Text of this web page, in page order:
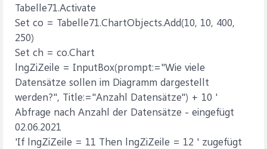
Tabelle71.Activate
Set co = Tabelle71.ChartObjects.Add(10, 10, 400,
250)
Set ch = co.Chart
lngZiZeile = InputBox(prompt:="Wie viele
Datensätze sollen im Diagramm dargestellt
werden?", Title:="Anzahl Datensätze") + 10 '
Abfrage nach Anzahl der Datensätze - eingefügt
02.06.2021
'If lngZiZeile = 11 Then lngZiZeile = 12 ' zugefügt